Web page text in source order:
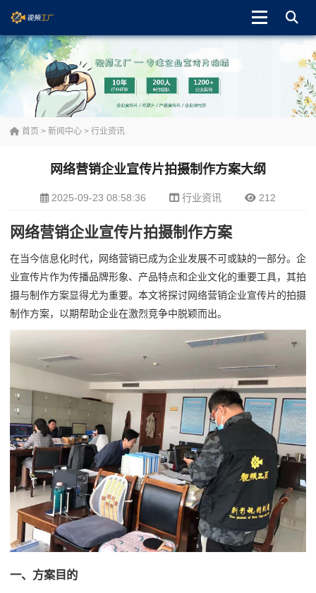
首页 > 新闻中心 > 行业资讯
网络营销企业宣传片拍摄制作方案大纲
2025-09-23 08:58:36 行业资讯 212
网络营销企业宣传片拍摄制作方案
在当今信息化时代，网络营销已成为企业发展不可或缺的一部分。企
业宣传片作为传播品牌形象、产品特点和企业文化的重要工具，其拍
摄与制作方案显得尤为重要。本文将探讨网络营销企业宣传片的拍摄
制作方案，以期帮助企业在激烈竞争中脱颖而出。
一、方案目的